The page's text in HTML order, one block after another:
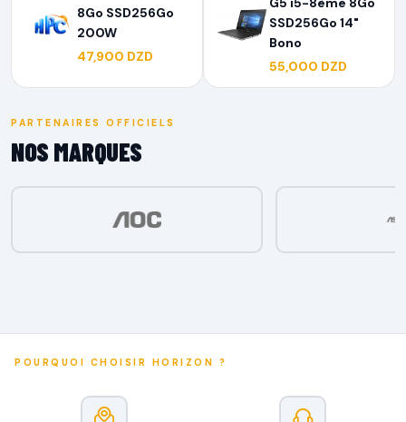
8Go SSD256Go
200W
47,900 DZD
SSD256Go 14"
Bono
55,000 DZD
PARTENAIRES OFFICIELS
NOS MARQUES
POURQUOI CHOISIR HORIZON ?